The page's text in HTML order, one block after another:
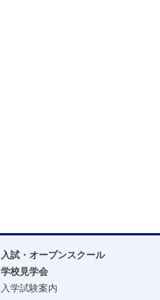
入試・オープンスクール
学校見学会
入学試験案内